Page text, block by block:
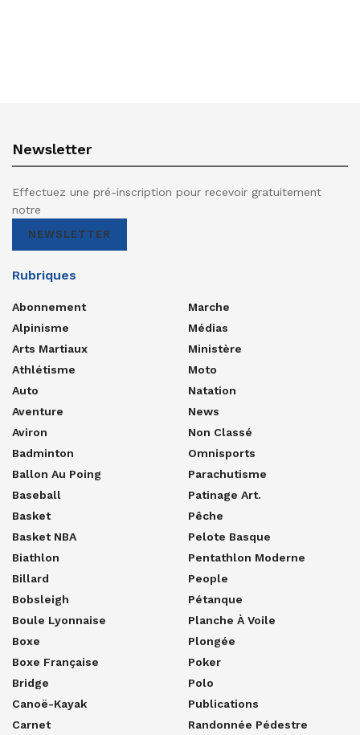
Newsletter
Effectuez une pré-inscription pour recevoir gratuitement
notre
NEWSLETTER
Rubriques
Abonnement
Alpinisme
Arts Martiaux
Athlétisme
Auto
Aventure
Aviron
Badminton
Ballon Au Poing
Baseball
Basket
Basket NBA
Biathlon
Billard
Bobsleigh
Boule Lyonnaise
Boxe
Boxe Française
Bridge
Canoë-Kayak
Carnet
Marche
Médias
Ministère
Moto
Natation
News
Non Classé
Omnisports
Parachutisme
Patinage Art.
Pêche
Pelote Basque
Pentathlon Moderne
People
Pétanque
Planche À Voile
Plongée
Poker
Polo
Publications
Randonnée Pédestre